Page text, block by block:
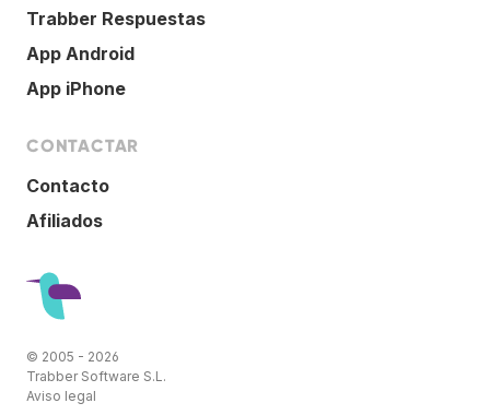
Trabber Respuestas
App Android
App iPhone
CONTACTAR
Contacto
Afiliados
© 2005 - 2026
Trabber Software S.L.
Aviso legal